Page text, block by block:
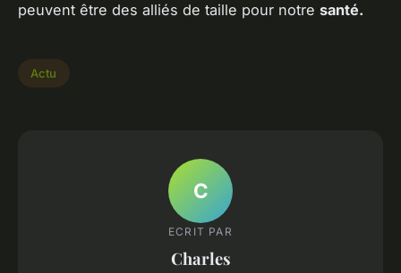
peuvent être des alliés de taille pour notre santé.
Actu
C
ECRIT PAR
Charles